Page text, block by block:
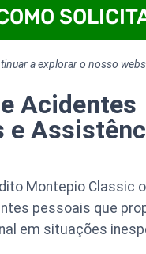
a explorar o nosso
Acidentes
e
Montepio Classic
pessoais que
em situações